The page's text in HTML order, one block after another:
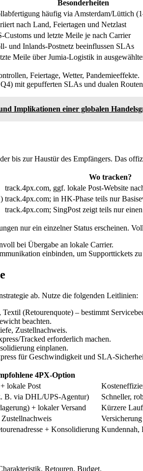
Besonderheiten
häufig via Amsterdam/Lüttich
nach Land, Feiertagen und Netzlast
Customs und letzte Meile je nach Carrier
und Inlands-Postnetz beeinflussen SLAs
Meile über Jumia-Logistik in
Feiertage, Wetter, Pandemieeffekte.
mit gepufferten SLAs und dualen
Implikationen einer globalen
bis zur Haustür des Empfängers. Das
Wo tracken?
track.4px.com, ggf. lokale Post-Website
track.4px.com; in HK-Phase teils nur
track.4px.com; SingPost zeigt teils nur
nur ein einzelner Status erscheinen.
bei Übergabe an lokale Carrier.
einbinden, um Supporttickets zu
ab. Nutze die folgenden Leitlinien:
(Retourenquote) – bestimmt
beachten.
Zustellnachweis.
Tracked erforderlich machen.
einplanen.
für Geschwindigkeit und SLA-
4PX-Option
lokale Post
B. via DHL/UPS-Agentur)
Schneller,
+ lokaler Versand
Kürzere
+ Konsolidierung Kundennah,
Retouren, Budget.